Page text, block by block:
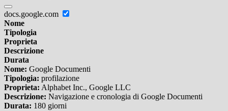
docs.google.com
Nome
Tipologia
Proprieta
Descrizione
Durata
Nome: Google Documenti
Tipologia: profilazione
Proprieta: Alphabet Inc., Google LLC
Descrizione: Navigazione e cronologia di Google Documenti
Durata: 180 giorni